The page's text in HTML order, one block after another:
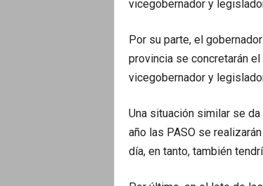
vicegobernador y
Por su parte, el
provincia se concretarán
vicegobernador y
Una situación similar se
año las PASO se
día, en tanto, también